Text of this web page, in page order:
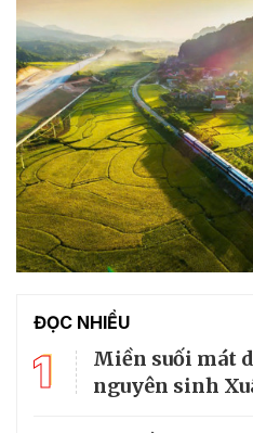
ĐỌC NHIỀU
1
Miền suối mát
nguyên sinh